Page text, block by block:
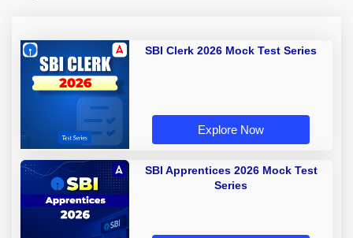
SBI Clerk 2026 Mock Test Series
Explore Now
SBI Apprentices 2026 Mock Test
Series